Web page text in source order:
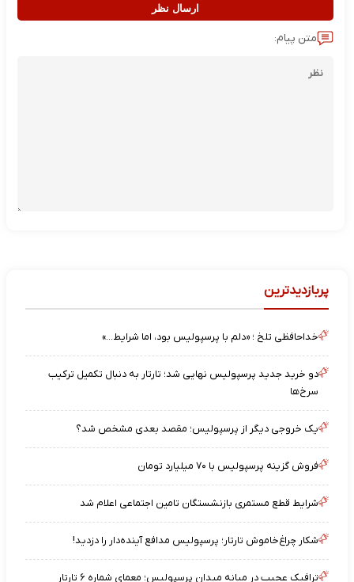
ارسال نظر
متن پیام:
پربازدیدترین
خداحافظی تلخ ؛ «دلم با پرسپولیس بود، اما شرایط…»
دو خرید جدید پرسپولیس نهایی شد؛ تارتار به دنبال تکمیل ترکیب
سرخ‌ها
یک خروجی دیگر از پرسپولیس؛ مقصد بعدی مشخص شد؟
فروش گزینه پرسپولیس با ۷۰ میلیارد تومان
شرایط قطع مستمری بازنشستگان تامین اجتماعی اعلام شد
شکار چراغ‌خاموش تارتار؛ پرسپولیس مدافع آینده‌دار را دزدید!
ترافیک عجیب در میانه میدان پرسپولیس؛ معمای شماره ۶ تارتار